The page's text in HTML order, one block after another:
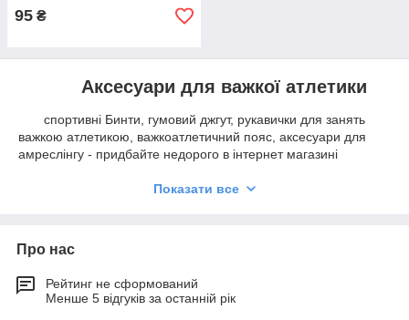
95 ₴
Аксесуари для важкої атлетики
спортивні Бинти, гумовий джгут, рукавички для занять
важкою атлетикою, важкоатлетичний пояс, аксесуари для
амреслінгу - придбайте недорого в інтернет магазині
Захоплення силовими видами спорту, і іншими
отримання, наш інтернет магазин
В асортименті атлетичні бинти для запобігання зв'зв'язок від
травм під годину зайняти, магнезія для рук, яка забезпечить
Показати все
Про нас
Рейтинг не сформований
Менше 5 відгуків за останній рік